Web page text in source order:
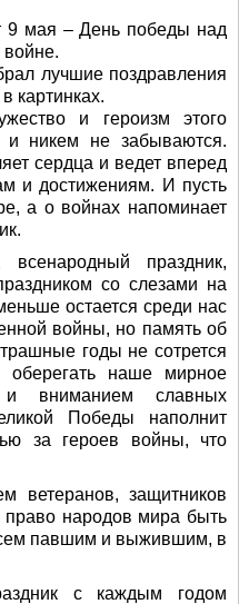
9 мая – День победы над
лучшие поздравления
картинках.
и героизм этого
и никем не забываются.
сердца и ведет вперед
и достижениям. И пусть
а о войнах напоминает
праздник,
со слезами на
остается среди нас
войны, но память об
годы не сотрется
оберегать наше мирное
и вниманием славных
Победы наполнит
за героев войны, что
ветеранов, защитников
право народов мира быть
павшим и выжившим, в
с каждым годом